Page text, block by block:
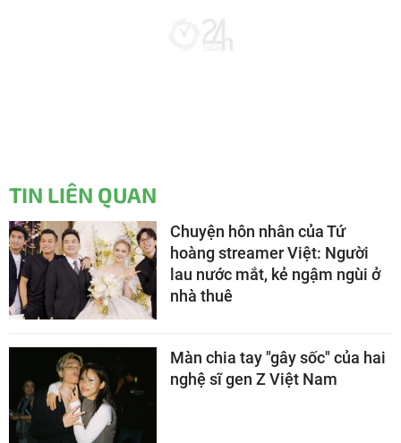
TIN LIÊN QUAN
Chuyện hôn nhân của Tứ
hoàng streamer Việt: Người
lau nước mắt, kẻ ngậm ngùi ở
nhà thuê
Màn chia tay "gây sốc" của hai
nghệ sĩ gen Z Việt Nam